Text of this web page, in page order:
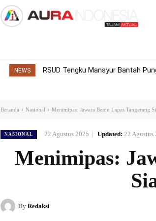
NEWS RSUD Tengku Mansyur Bantah
Beranda Nasional Menimipas: Jawara Beton Lapas Tangerang
NASIONAL 22 Agustus 2025 Updated: 22 Agustus
Menimipas:
By Redaksi